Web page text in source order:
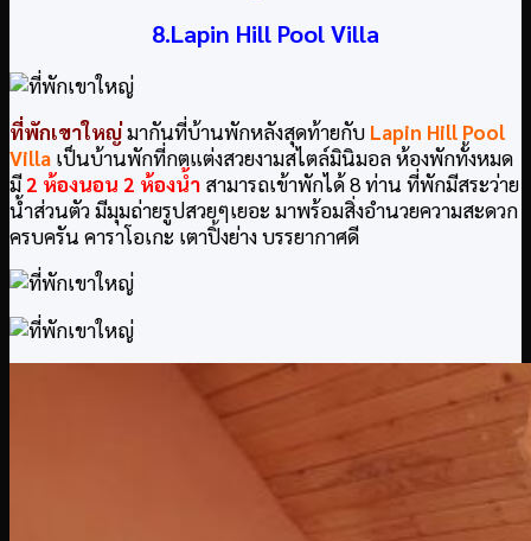
8.Lapin Hill Pool Villa
ที่พักเขาใหญ่มากันที่บ้านพักหลังสุดท้ายกับ Lapin Hill Pool
Villa เป็นบ้านพักที่กตแต่งสวยงามสไตล์มินิมอล ห้องพักทั้งหมด
มี2 ห้องนอน 2 ห้องน้ำ สามารถเข้าพักได้ 8 ท่าน ที่พักมีสระว่าย
น้ำส่วนตัว มีมุมถ่ายรูปสวยๆเยอะ มาพร้อมสิ่งอำนวยความสะดวก
ครบครัน คาราโอเกะ เตาปิ้งย่าง บรรยากาศดี